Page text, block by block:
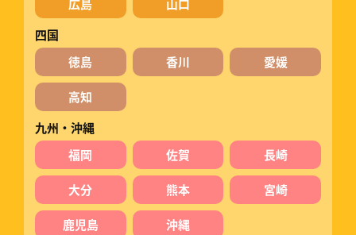
広島
山口
四国
徳島
香川 愛媛
高知
九州・沖縄
福岡
佐賀 長崎
大分 熊本 宮崎
鹿児島 沖縄